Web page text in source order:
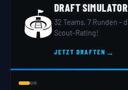
🏟️
DRAFT SIMULATOR
32 Teams, 7 Runden –
Scout-Rating!
JETZT DRAFTEN →